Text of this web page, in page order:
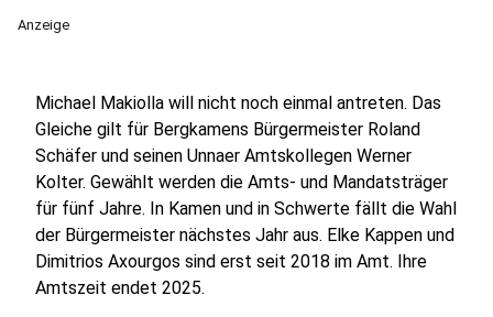
Anzeige
Michael Makiolla will nicht noch einmal antreten. Das
Gleiche gilt für Bergkamens Bürgermeister Roland
Schäfer und seinen Unnaer Amtskollegen Werner
Kolter. Gewählt werden die Amts- und Mandatsträger
für fünf Jahre. In Kamen und in Schwerte fällt die Wahl
der Bürgermeister nächstes Jahr aus. Elke Kappen und
Dimitrios Axourgos sind erst seit 2018 im Amt. Ihre
Amtszeit endet 2025.